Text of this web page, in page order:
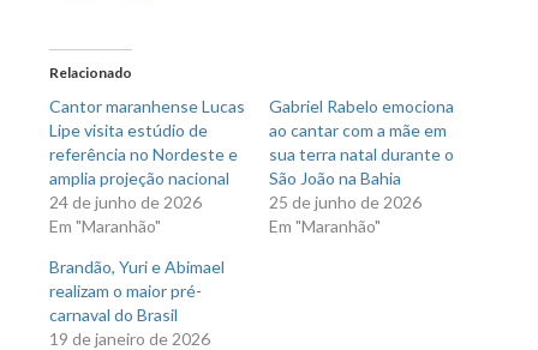
em
nova
janela)
Relacionado
Cantor maranhense Lucas
Lipe visita estúdio de
referência no Nordeste e
amplia projeção nacional
24 de junho de 2026
Em "Maranhão"
Gabriel Rabelo emociona
ao cantar com a mãe em
sua terra natal durante o
São João na Bahia
25 de junho de 2026
Em "Maranhão"
Brandão, Yuri e Abimael
realizam o maior pré-
carnaval do Brasil
19 de janeiro de 2026